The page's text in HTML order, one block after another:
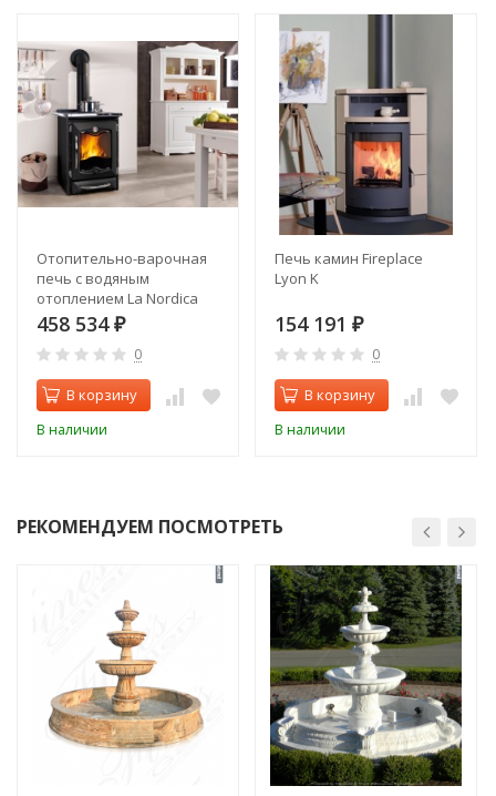
Отопительно-варочная
печь с водяным
отоплением La Nordica
TermoCucinotta DSA Nero
458 534 ₽
0
В корзину
В наличии
Печь камин Fireplace
Lyon K
154 191 ₽
0
В корзину
В наличии
РЕКОМЕНДУЕМ ПОСМОТРЕТЬ